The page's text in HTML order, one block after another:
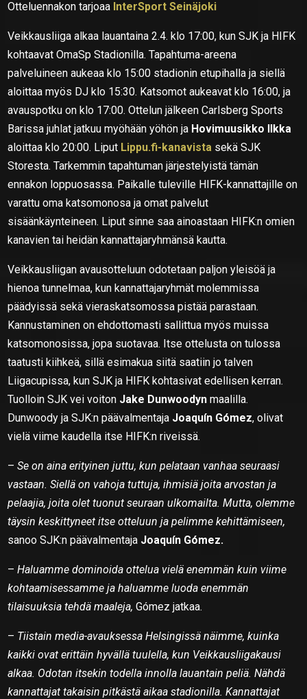
Otteluennakon tarjoaa InterSport Seinäjoki
Veikkausliiga alkaa lauantaina 2.4. klo 17:00, kun SJK ja HIFK
kohtaavat OmaSp Stadionilla. Tapahtuma-areena
palveluineen aukeaa klo 15:00 stadionin etupihalla ja siellä
aloittaa myös DJ klo 15:30. Katsomot aukeavat klo 16:00, ja
avauspotku on klo 17:00. Ottelun jälkeen Carlsberg Sports
Barissa juhlat jatkuu myöhään yöhön ja Hovimuusikko Ilkka
aloittaa klo 20:00. Liput Lippu.fi-kanavista sekä SJK
Storesta. Tarkemmin tapahtuman järjestelyistä tämän
ennakon loppuosassa. Paikalle tuleville HIFK-kannattajille on
varattu oma katsomonosa ja omat palvelut
sisäänkäynteineen. Liput sinne saa ainoastaan HIFK:n omien
kanavien tai heidän kannattajaryhmänsä kautta.
Veikkausliigan avausotteluun odotetaan paljon yleisöä ja
hienoa tunnelmaa, kun kannattajaryhmät molemmissa
päädyissä sekä vieraskatsomossa pistää parastaan.
Kannustaminen on ehdottomasti sallittua myös muissa
katsomonosissa, jopa suotavaa. Itse ottelusta on tulossa
taatusti kiihkeä, sillä esimakua siitä saatiin jo talven
Liigacupissa, kun SJK ja HIFK kohtasivat edellisen kerran.
Tuolloin SJK vei voiton Jake Dunwoodyn maalilla.
Dunwoody ja SJK:n päävalmentaja Joaquín Gómez, olivat
vielä viime kaudella itse HIFK:n riveissä.
–Se on aina erityinen juttu, kun pelataan vanhaa seuraasi
vastaan. Siellä on vahoja tuttuja, ihmisiä joita arvostan ja
pelaajia, joita olet tuonut seuraan ulkomailta. Mutta, olemme
täysin keskittyneet itse otteluun ja pelimme kehittämiseen,
sanoo SJK:n päävalmentaja Joaquín Gómez.
–Haluamme dominoida ottelua vielä enemmän kuin viime
kohtaamisessamme ja haluamme luoda enemmän
tilaisuuksia tehdä maaleja, Gómez jatkaa.
– Tiistain media-avauksessa Helsingissä näimme, kuinka
kaikki ovat erittäin hyvällä tuulella, kun Veikkausliigakausi
alkaa. Odotan itsekin todella innolla lauantain peliä. Nähdä
kannattajat takaisin pitkästä aikaa stadionilla. Kannattajat